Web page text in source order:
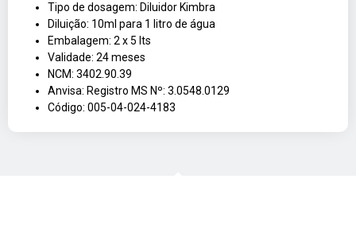
Tipo de dosagem: Diluidor Kimbra
Diluição: 10ml para 1 litro de água
Embalagem: 2 x 5 lts
Validade: 24 meses
NCM: 3402.90.39
Anvisa: Registro MS Nº: 3.0548.0129
Código: 005-04-024-4183